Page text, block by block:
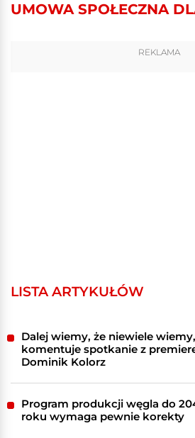
UMOWA SPOŁECZNA
REKLAMA
LISTA ARTYKUŁÓW
Dalej wiemy, że niewiele wiemy,
komentuje spotkanie z
Dominik Kolorz
Program produkcji węgla do
roku wymaga pewnie korekty